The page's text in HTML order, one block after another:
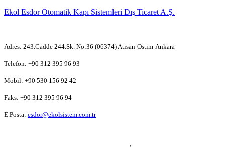
Ekol Esdor Otomatik Kapı Sistemleri Dış Ticaret A.Ş.
Adres: 243.Cadde 244.Sk. No:36 (06374) Atisan-Ostim-Ankara
Telefon: +90 312 395 96 93
Mobil: +90 530 156 92 42
Faks: +90 312 395 96 94
E.Posta: esdor@ekolsistem.com.tr